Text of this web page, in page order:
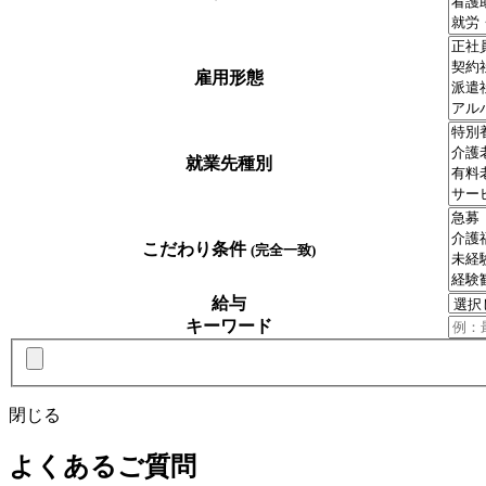
雇用形態
就業先種別
こだわり条件 (完全一致)
給与
キーワード
閉じる
よくあるご質問